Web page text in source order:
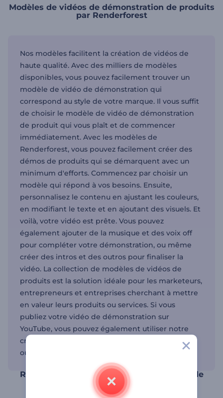
Modèles de vidéos de démonstration de produits
par Renderforest
Nos modèles facilitent la création de vidéos de
haute qualité. Avec des milliers de modèles
disponibles, vous pouvez facilement trouver un
modèle de vidéo de démonstration qui
correspond au style de votre marque. Il vous suffit
de choisir le modèle de vidéo de démonstration
de produit qui vous plaît et de commencer
immédiatement. Avec les modèles de
Renderforest, vous pouvez facilement créer des
démos de produits qui se démarquent avec un
minimum d'efforts. Commencez par choisir un
modèle qui répond à vos besoins. Ensuite,
personnalisez le contenu en ajustant les couleurs,
en modifiant le texte et en ajoutant des visuels. Et
voilà, votre vidéo est prête. Vous pouvez
également ajouter de la musique et des voix off
pour compléter votre démonstration, ou même
créer des intros et des outros pour finaliser la
vidéo. La collection de modèles de vidéos de
produits est la solution idéale pour les marketeurs,
entrepreneurs et entreprises cherchant à mettre
en valeur leurs produits ou services. Si vous
publiez votre vidéo de démonstration sur
YouTube, vous pouvez également utiliser notre
créateur d'intros YouTube pour créer une
ouverture accrocheuse.
Renforcez votre marque avec des vidéos de
démonstration de produits